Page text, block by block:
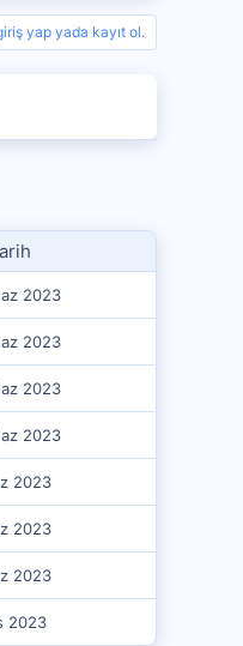
yap yada kayıt ol.
2023
2023
2023
2023
2023
2023
2023
2023